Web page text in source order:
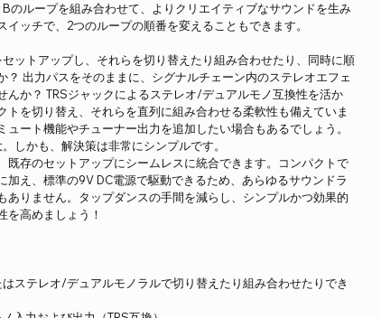
のループを組み合わせて、よりクリエイティブなサウンドを生み
ッチで、2つのループの順番を変えることもできます。
ットアップし、それらを切り替えたり組み合わせたり、同時に順
？ 出力パスをそのままに、シグナルチェーン内のステレオエフェ
んか？ TRSジャックによるステレオ/デュアルモノ互換性を活か
トを切り替え、それらを直列に組み合わせる柔軟性も備えていま
ート機能やチューナー出力を追加したい場合もあるでしょう。
しかも、解決策は非常にシンプルです。
既存のセットアップにシームレスに統合できます。コンパクトで
加え、標準の9V DC電源で駆動できるため、あらゆるサウンドラ
ありません。タップダンスの手間を減らし、シンプルかつ効果的
を高めましょう！
ステレオ/デュアルモノラルで切り替えたり組み合わせたりでき